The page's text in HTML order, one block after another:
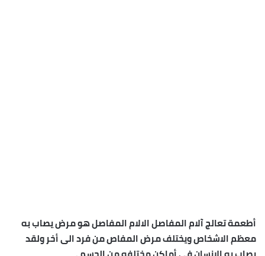
أطعمة تعالج آلام المفاصل الالام المفاصل هو مرض يصاب به
معظم الاشخاص ويختلف مرض المفاص من فرد الى أخر ولقد